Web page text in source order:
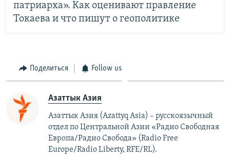
патриарха». Как оценивают правление
Токаева и что пишут о геополитике
Поделиться Follow us
Азаттык Азия
Азаттык Азия (Azattyq Asia) – русскоязычный
отдел по Центральной Азии «Радио Свободная
Европа/Радио Свобода» (Radio Free
Europe/Radio Liberty, RFE/RL).